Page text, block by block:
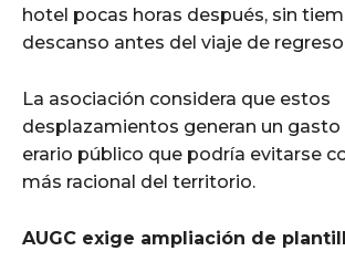
hotel pocas horas después, sin
descanso antes del viaje de
La asociación considera que estos
desplazamientos generan un gasto
erario público que podría evitarse
más racional del territorio.
AUGC exige ampliación de